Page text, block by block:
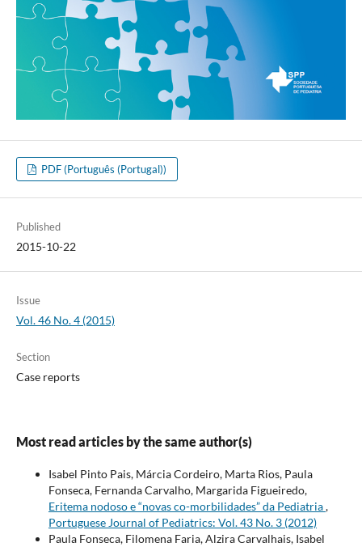
PDF (Português (Portugal))
Published
2015-10-22
Issue
Vol. 46 No. 4 (2015)
Section
Case reports
Most read articles by the same author(s)
Isabel Pinto Pais, Márcia Cordeiro, Marta Rios, Paula
Fonseca, Fernanda Carvalho, Margarida Figueiredo,
Eritema nodoso e “novas co-morbilidades” da Pediatria,
Portuguese Journal of Pediatrics: Vol. 43 No. 3 (2012)
Paula Fonseca, Filomena Faria, Alzira Carvalhais, Isabel